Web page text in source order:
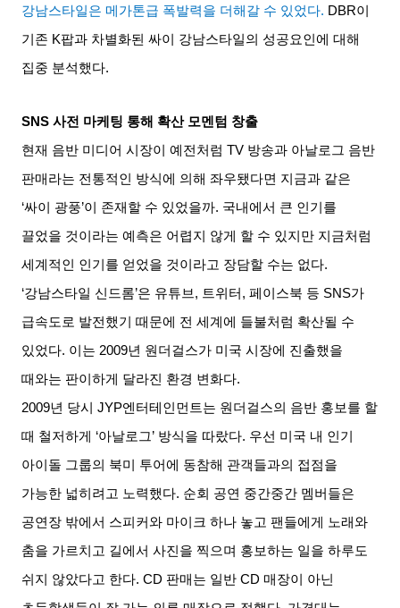
강남스타일은 메가톤급 폭발력을 더해갈 수 있었다. DBR이
기존 K팝과 차별화된 싸이 강남스타일의 성공요인에 대해
집중 분석했다.
SNS사전 마케팅 통해 확산 모멘텀 창출
현재 음반 미디어 시장이 예전처럼 TV 방송과 아날로그 음반
판매라는 전통적인 방식에 의해 좌우됐다면 지금과 같은
‘싸이 광풍’이 존재할 수 있었을까. 국내에서 큰 인기를
끌었을 것이라는 예측은 어렵지 않게 할 수 있지만 지금처럼
세계적인 인기를 얻었을 것이라고 장담할 수는 없다.
‘강남스타일 신드롬’은 유튜브, 트위터 ,페이스북 등 SNS가
급속도로 발전했기 때문에 전 세계에 들불처럼 확산될 수
있었다. 이는 2009년 원더걸스가 미국 시장에 진출했을
때와는 판이하게 달라진 환경 변화다.
2009년 당시 JYP엔터테인먼트는 원더걸스의 음반 홍보를 할
때 철저하게
‘아날로그’ 방식을 따랐다. 우선 미국 내 인기
아이돌 그룹의 북미 투어에 동참해 관객들과의 접점을
가능한 넓히려고 노력했다. 순회 공연 중간중간 멤버들은
공연장 밖에서 스피커와 마이크 하나 놓고 팬들에게 노래와
춤을 가르치고 길에서 사진을 찍으며 홍보하는 일을 하루도
쉬지 않았다고 한다. CD 판매는 일반 CD매장이 아닌